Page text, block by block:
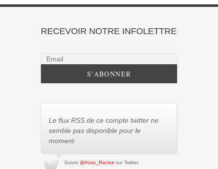
RECEVOIR NOTRE INFOLETTRE
Le flux RSS de ce compte twitter ne
semble pas disponible pour le
moment.
Suivre @Asso_Racine sur Twitter.